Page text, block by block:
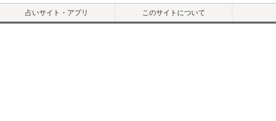
占いサイト・アプリ このサイトについて